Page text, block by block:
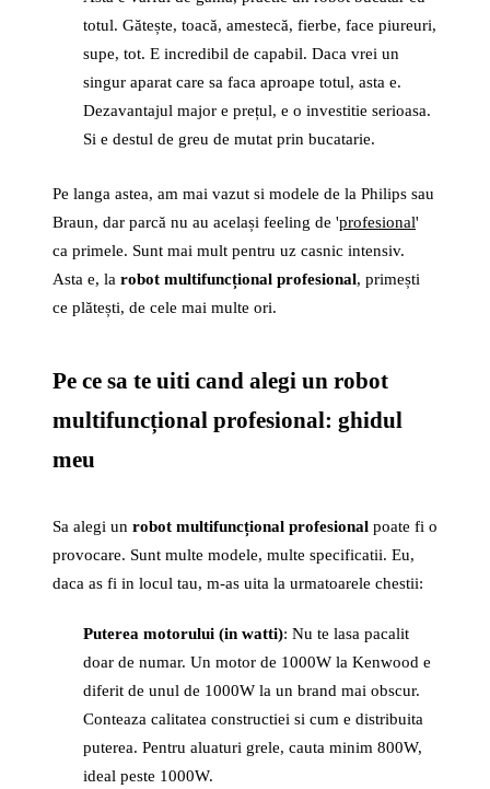
totul. Gătește, toacă, amestecă, fierbe, face piureuri,
supe, tot. E incredibil de capabil. Daca vrei un
singur aparat care sa faca aproape totul, asta e.
Dezavantajul major e prețul, e o investitie serioasa.
Si e destul de greu de mutat prin bucatarie.
Pe langa astea, am mai vazut si modele de la Philips sau
Braun, dar parcă nu au același feeling de 'profesional'
ca primele. Sunt mai mult pentru uz casnic intensiv.
Asta e, la robot multifuncțional profesional, primești
ce plătești, de cele mai multe ori.
Pe ce sa te uiti cand alegi un robot
multifuncțional profesional: ghidul
meu
Sa alegi un robot multifuncțional profesional poate fi o
provocare. Sunt multe modele, multe specificatii. Eu,
daca as fi in locul tau, m-as uita la urmatoarele chestii:
Puterea motorului (in watti): Nu te lasa pacalit
doar de numar. Un motor de 1000W la Kenwood e
diferit de unul de 1000W la un brand mai obscur.
Conteaza calitatea constructiei si cum e distribuita
puterea. Pentru aluaturi grele, cauta minim 800W,
ideal peste 1000W.